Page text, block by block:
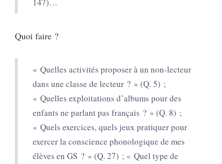
Quoi faire ?
« Quelles activités proposer à un non-lecteur
dans une classe de lecteur ? » (Q. 5) ;
« Quelles exploitations d’albums pour des
enfants ne parlant pas français ? » (Q. 8) ;
« Quels exercices, quels jeux pratiquer pour
exercer la conscience phonologique de mes
élèves en GS ? » (Q. 27) ; « Quel type de